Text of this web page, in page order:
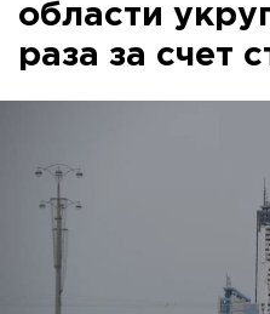
области
раза за счет